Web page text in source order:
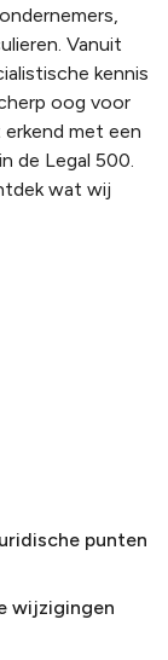
Vanuit
kennis
oog voor
met een
de Legal 500.
wat wij
punten
wijzigingen